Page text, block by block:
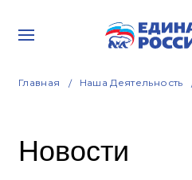
Главная Наша Деятельность
Новости